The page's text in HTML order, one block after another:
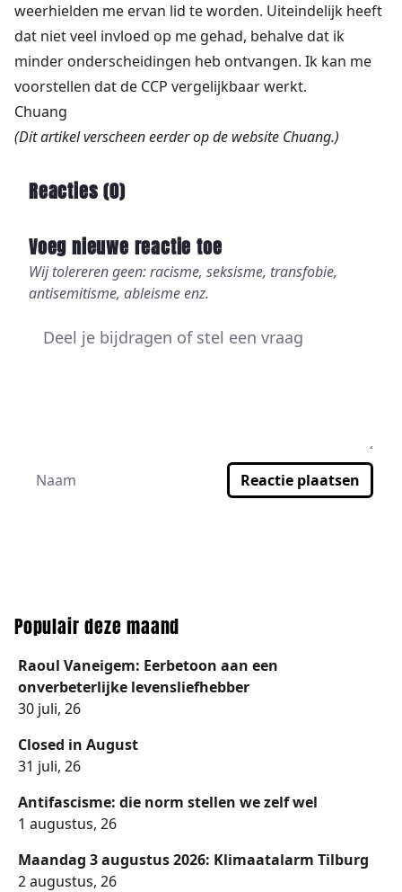
weerhielden me ervan lid te worden. Uiteindelijk heeft
dat niet veel invloed op me gehad, behalve dat ik
minder onderscheidingen heb ontvangen. Ik kan me
voorstellen dat de CCP vergelijkbaar werkt.
Chuang
(Dit artikel verscheen eerderop de website Chuang.)
Reacties (0)
Voeg nieuwe reactie toe
Wij tolereren geen: racisme, seksisme, transfobie,
antisemitisme, ableisme enz.
Reactie plaatsen
Populair deze maand
Raoul Vaneigem: Eerbetoon aan een
onverbeterlijke levensliefhebber
30 juli, 26
Closed in August
31 juli, 26
Antifascisme: die norm stellen we zelf wel
1 augustus, 26
Maandag 3 augustus 2026: Klimaatalarm Tilburg
2 augustus, 26